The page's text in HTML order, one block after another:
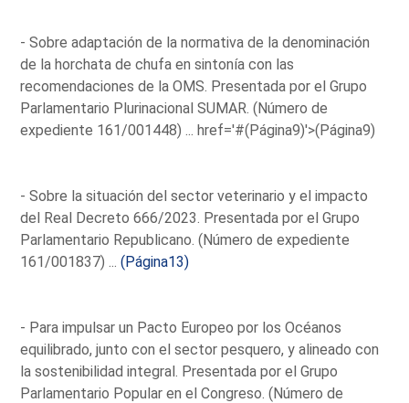
- Sobre adaptación de la normativa de la denominación
de la horchata de chufa en sintonía con las
recomendaciones de la OMS. Presentada por el Grupo
Parlamentario Plurinacional SUMAR. (Número de
expediente 161/001448) ...href='#(Página9)'>(Página9)
- Sobre la situación del sector veterinario y el impacto
del Real Decreto 666/2023. Presentada por el Grupo
Parlamentario Republicano. (Número de expediente
161/001837) ...(Página13)
- Para impulsar un Pacto Europeo por los Océanos
equilibrado, junto con el sector pesquero, y alineado con
la sostenibilidad integral. Presentada por el Grupo
Parlamentario Popular en el Congreso. (Número de